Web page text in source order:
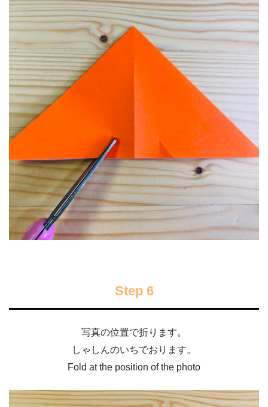
Step 6
写真の位置で折ります。
しゃしんのいちでおります。
Fold at the position of the photo